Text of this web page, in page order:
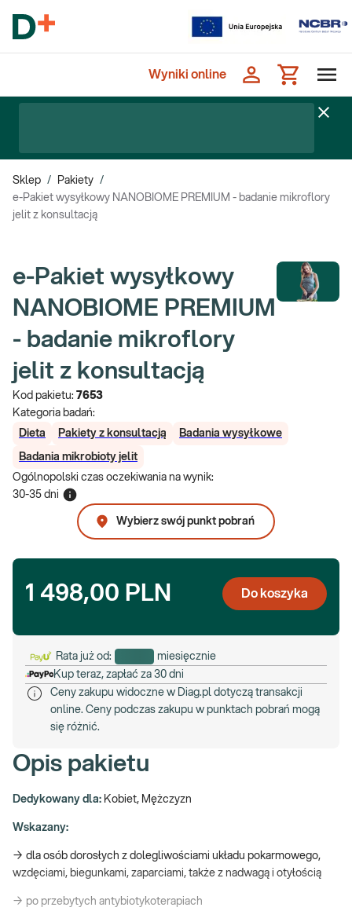
Wyniki online
Sklep / Pakiety /
e-Pakiet wysyłkowy NANOBIOME PREMIUM - badanie mikroflory
jelit z konsultacją
e-Pakiet wysyłkowy
NANOBIOME PREMIUM
- badanie mikroflory
jelit z konsultacją
Kod pakietu: 7653
Kategoria badań:
Dieta
Pakiety z konsultacją Badania wysyłkowe
Badania mikrobioty jelit
Ogólnopolski czas oczekiwania na wynik:
30-35 dni
Wybierz swój punkt pobrań
1 498,00 PLN Do koszyka
Rata już od:
miesięcznie
Kup teraz, zapłać za 30 dni
Ceny zakupu widoczne w Diag.pl dotyczą transakcji
online. Ceny podczas zakupu w punktach pobrań mogą
się różnić.
Opis pakietu
Dedykowany dla: Kobiet, Mężczyzn
Wskazany:
→ dla osób dorosłych z dolegliwościami układu pokarmowego,
wzdęciami, biegunkami, zaparciami, także z nadwagą i otyłością
→ po przebytych antybiotykoterapiach